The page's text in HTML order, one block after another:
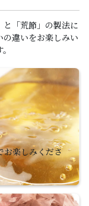
と「荒節」の製法に
の違いをお楽しみい
お楽しみくださ